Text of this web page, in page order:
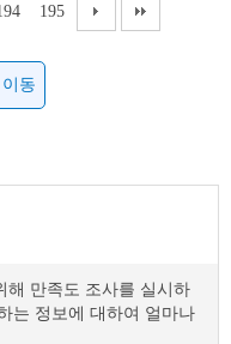
195
이동
해 만족도 조사를 실시하
는 정보에 대하여 얼마나